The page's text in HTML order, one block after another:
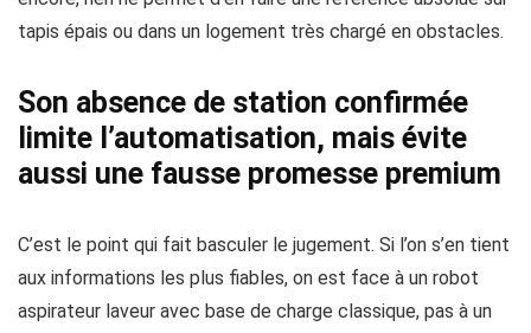
tapis épais ou dans un logement très chargé en obstacles.
Son absence de station confirmée
limite l’automatisation, mais évite
aussi une fausse promesse premium
C’est le point qui fait basculer le jugement. Si l’on s’en tient
aux informations les plus fiables, on est face à un robot
aspirateur laveur avec base de charge classique, pas à un